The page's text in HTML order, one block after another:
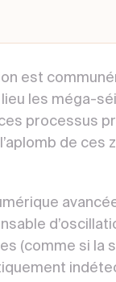
est
les méga-
processus
de
(comme si